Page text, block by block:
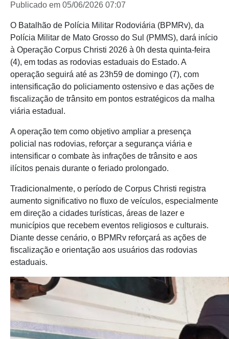
Publicado em 05/06/2026 07:07
O Batalhão de Polícia Militar Rodoviária (BPMRv), da
Polícia Militar de Mato Grosso do Sul (PMMS), dará início
à Operação Corpus Christi 2026 à 0h desta quinta-feira
(4), em todas as rodovias estaduais do Estado. A
operação seguirá até as 23h59 de domingo (7), com
intensificação do policiamento ostensivo e das ações de
fiscalização de trânsito em pontos estratégicos da malha
viária estadual.
A operação tem como objetivo ampliar a presença
policial nas rodovias, reforçar a segurança viária e
intensificar o combate às infrações de trânsito e aos
ilícitos penais durante o feriado prolongado.
Tradicionalmente, o período de Corpus Christi registra
aumento significativo no fluxo de veículos, especialmente
em direção a cidades turísticas, áreas de lazer e
municípios que recebem eventos religiosos e culturais.
Diante desse cenário, o BPMRv reforçará as ações de
fiscalização e orientação aos usuários das rodovias
estaduais.